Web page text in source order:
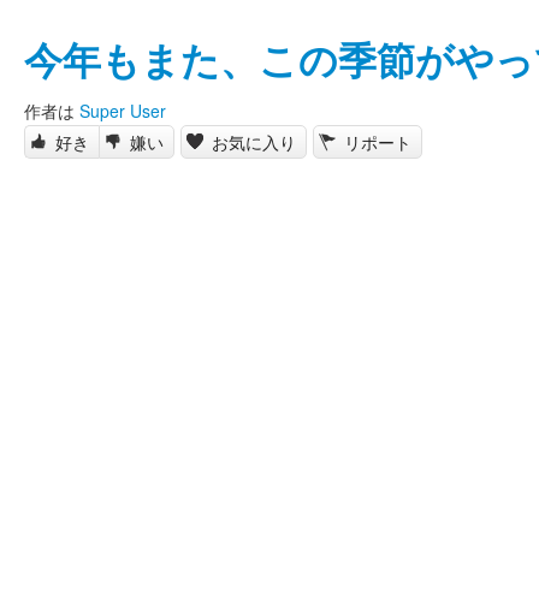
今年もまた、この季節がや
作者は Super User
好き
嫌い お気に入り リポート